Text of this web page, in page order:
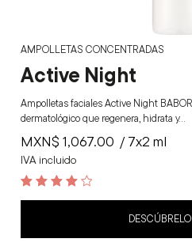
AMPOLLETAS CONCENTRADAS
Active Night
Ampolletas faciales Active Night
dermatológico que regenera, hidrata y…
MXN$ 1,067.00
IVA incluido
/ 7x2 ml